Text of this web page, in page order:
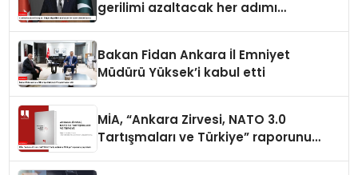
gerilimi azaltacak her adımı
Bakan Fidan Ankara İl Emniyet
Müdürü Yüksek’i kabul etti
MİA, “Ankara Zirvesi, NATO 3.0
Tartışmaları ve Türkiye” raporunu